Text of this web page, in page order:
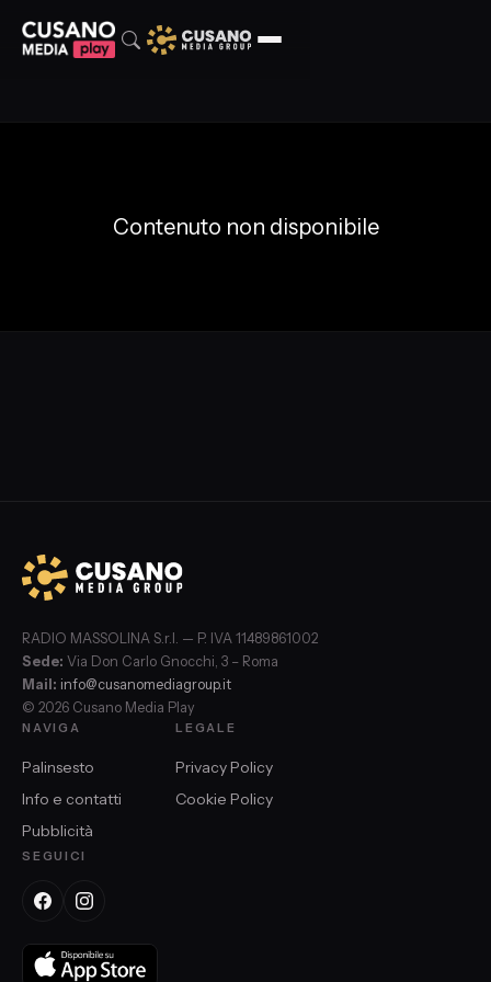
Contenuto non disponibile
RADIO MASSOLINA S.r.l. — P. IVA 11489861002
Sede: Via Don Carlo Gnocchi, 3 – Roma
Mail: info@cusanomediagroup.it
© 2026 Cusano Media Play
NAVIGA
Palinsesto
Info e contatti
Pubblicità
LEGALE
Privacy Policy
Cookie Policy
SEGUICI